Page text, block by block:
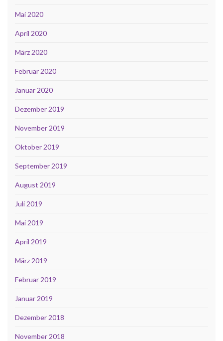
Mai 2020
April 2020
März 2020
Februar 2020
Januar 2020
Dezember 2019
November 2019
Oktober 2019
September 2019
August 2019
Juli 2019
Mai 2019
April 2019
März 2019
Februar 2019
Januar 2019
Dezember 2018
November 2018